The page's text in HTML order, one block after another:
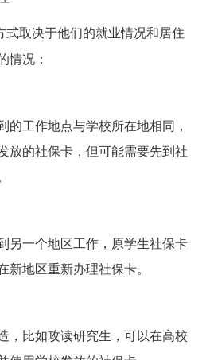
式取决于他们的就业情况和居住
情况：
的工作地点与学校所在地相同，
放的社保卡，但可能需要先到社
另一个地区工作，原学生社保卡
地区重新办理社保卡。
，比如攻读研究生，可以在高校